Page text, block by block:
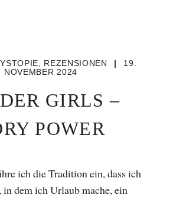
REZENSIONEN
19.
NOVEMBER 2024
GIRLS –
POWER
ich die Tradition ein, dass ich
in dem ich Urlaub mache, ein